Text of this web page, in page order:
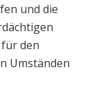
und die
den
Umständen